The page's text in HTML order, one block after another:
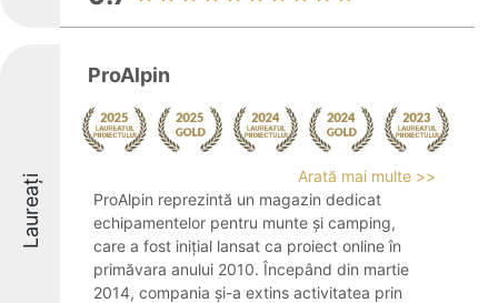
Laureați
ProAlpin
Arată mai multe >>
ProAlpin reprezintă un magazin dedicat
echipamentelor pentru munte și camping,
care a fost inițial lansat ca proiect online în
primăvara anului 2010. Începând din martie
2014, compania și-a extins activitatea prin